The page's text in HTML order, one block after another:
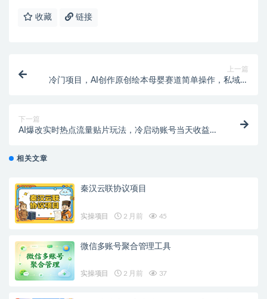
收藏 链接
上一篇
冷门项目，AI创作原创绘本母婴赛道简单操作，私域成
下一篇
AI爆改实时热点流量贴片玩法，冷启动账号当天收益
相关文章
秦汉云联协议项目
实操项目 2 月前 45
微信多账号聚合管理工具
实操项目 2 月前 37